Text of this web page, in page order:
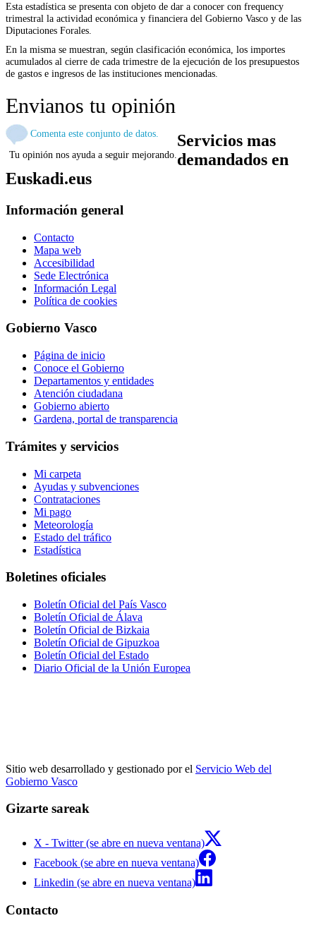
Esta estadística se presenta con objeto de dar a conocer con frequency
trimestral la actividad económica y financiera del Gobierno Vasco y de las
Diputaciones Forales.
En la misma se muestran, según clasificación económica, los importes
acumulados al cierre de cada trimestre de la ejecución de los presupuestos
de gastos e ingresos de las instituciones mencionadas.
Envianos tu opinión
Comenta este conjunto de datos.
Tu opinión nos ayuda a seguir mejorando.
Servicios mas
demandados en
Euskadi.eus
Información general
Contacto
Mapa web
Accesibilidad
Sede Electrónica
Información Legal
Política de cookies
Gobierno Vasco
Página de inicio
Conoce el Gobierno
Departamentos y entidades
Atención ciudadana
Gobierno abierto
Gardena, portal de transparencia
Trámites y servicios
Mi carpeta
Ayudas y subvenciones
Contrataciones
Mi pago
Meteorología
Estado del tráfico
Estadística
Boletines oficiales
Boletín Oficial del País Vasco
Boletín Oficial de Álava
Boletín Oficial de Bizkaia
Boletín Oficial de Gipuzkoa
Boletín Oficial del Estado
Diario Oficial de la Unión Europea
Sitio web desarrollado y gestionado por el Servicio Web del
Gobierno Vasco
Gizarte sareak
X - Twitter (se abre en nueva ventana)
Facebook (se abre en nueva ventana)
Linkedin (se abre en nueva ventana)
Contacto